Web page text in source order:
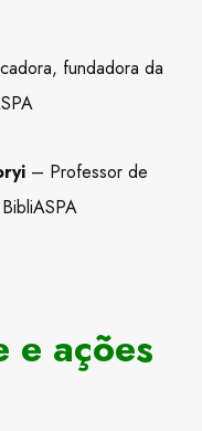
fundadora da
– Professor de
e ações